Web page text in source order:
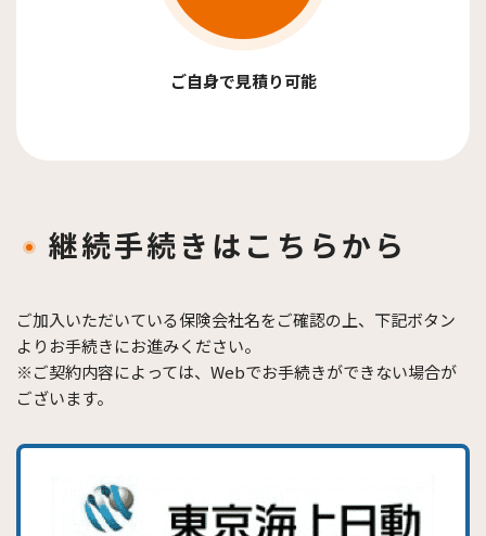
ご自身で見積り可能
継続手続きはこちらから
ご加入いただいている保険会社名をご確認の上、下記ボタン
よりお手続きにお進みください。
※ご契約内容によっては、Webでお手続きができない場合が
ございます。